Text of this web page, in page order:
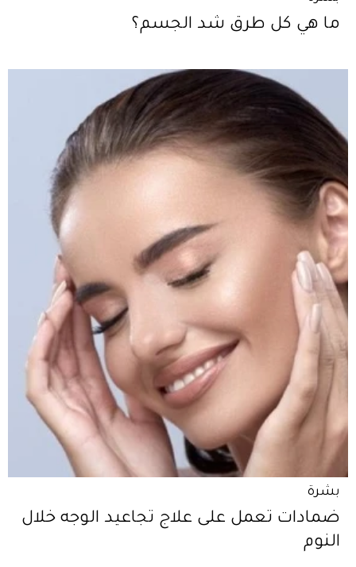
ما هي كل طرق شد الجسم؟
بشرة
ضمادات تعمل على علاج تجاعيد الوجه خلال
النوم